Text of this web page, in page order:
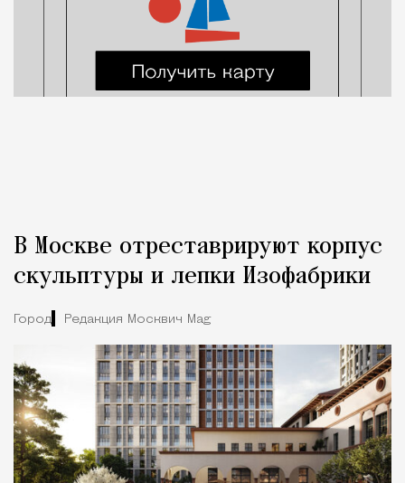
В Москве отреставрируют корпус
скульптуры и лепки Изофабрики
Город Редакция Москвич Mag